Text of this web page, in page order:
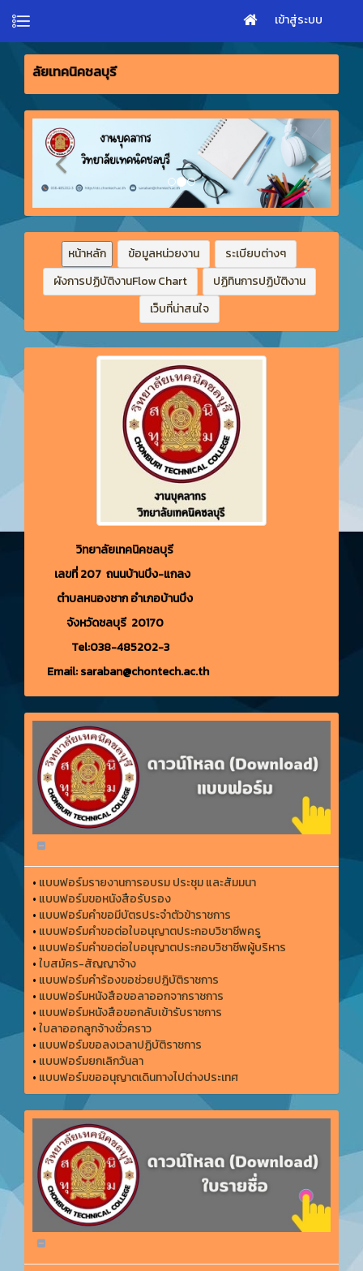
เข้าสู่ระบบ
หน้าหลัก ข้อมูลหน่วยงาน
ระเบียบต่างๆ
ผังการปฏิบัติงานFlow Chart
ปฏิทินการปฏิบัติงาน
เว็บที่น่าสนใจ
วิทยาลัยเทคนิคชลบุรี
เลขที่ 207 ถนนบ้านบึง-แกลง
ตำบลหนองชาก อำเภอบ้านบึง
จังหวัดชลบุรี 20170
Tel:038-485202-3
Email: saraban@chontech.ac.th
• แบบฟอร์มรายงานการอบรม ประชุม และสัมมนา
• แบบฟอร์มขอหนังสือรับรอง
• แบบฟอร์มคำขอมีบัตรประจำตัวข้าราชการ
• แบบฟอร์มคำขอต่อใบอนุญาตประกอบวิชาชีพครู
• แบบฟอร์มคำขอต่อใบอนุญาตประกอบวิชาชีพผู้บริหาร
•ใบสมัคร-สัญญาจ้าง
• แบบฟอร์มคำร้องขอช่วยปฎิบัติราชการ
• แบบฟอร์มหนังสือขอลาออกจากราชการ
• แบบฟอร์มหนังสือขอกลับเข้ารับราชการ
•ใบลาออกลูกจ้างชั่วคราว
• แบบฟอร์มขอลงเวลาปฏิบัติราชการ
• แบบฟอร์มยกเลิกวันลา
• แบบฟอร์มขออนุญาตเดินทางไปต่างประเทศ